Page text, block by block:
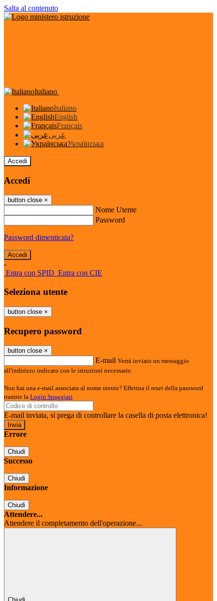
Salta al contenuto
Italiano
Italiano
English
Français
عربى
Українська
Accedi
Accedi
button close ×
Nome Utente
Password
Password dimenticata?
-
Entra con SPID Entra con CIE
Seleziona utente
button close ×
Recupero password
button close ×
E-mail Verrà inviato un messaggio
all'indirizzo indicato con le istruzioni necessarie.
Non hai una e-mail associata al nome utente? Effettua il reset della password
tramite la Login Spaggiari
E-mail inviata, si prega di controllare la casella di posta elettronica!
Errore
Chiudi
Successo
Chiudi
Informazione
Chiudi
Attendere...
Attendere il completamento dell'operazione...